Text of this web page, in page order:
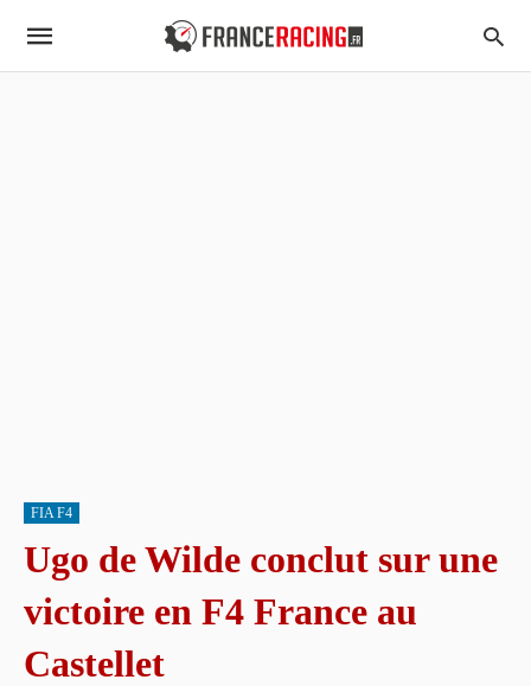
FIA F4
Ugo de Wilde conclut sur une
victoire en F4 France au
Castellet